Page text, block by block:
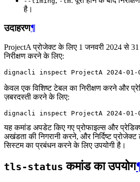
है।
उदाहरण¶
ProjectA प्रोजेक्ट के लिए 1 जनवरी 2024 से
निरीक्षण करने के लिए:
dignacli inspect ProjectA 2024-01-
केवल एक विशिष्ट टेबल का निरीक्षण करने और
ज़बरदस्ती करने के लिए:
dignacli inspect ProjectA 2024-01-
यह कमांड अपडेट किए गए प्रोफाइल्स और
अखंडता की निगरानी करने, और निर्दिष्ट
सिस्टम का प्रबंधन करने के लिए उपयोगी है।
tls-status कमांड का उपयोग